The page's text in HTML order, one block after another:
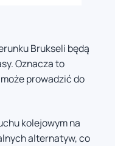
Brukseli będą
Oznacza to
prowadzić do
kolejowym na
alternatyw, co